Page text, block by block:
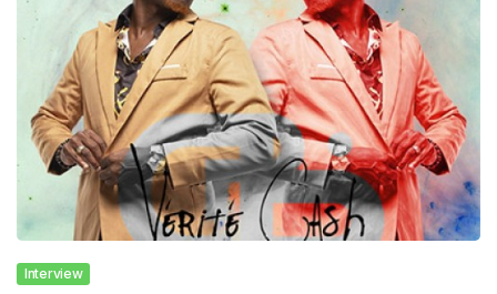
Interview